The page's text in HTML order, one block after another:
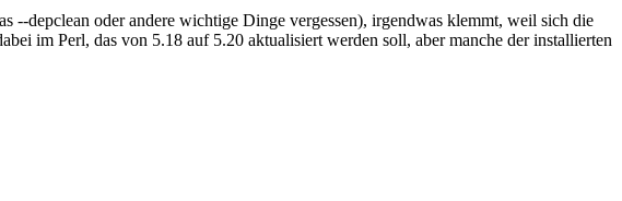
--depclean oder andere wichtige Dinge vergessen), irgendwas klemmt, weil sich die
im Perl, das von 5.18 auf 5.20 aktualisiert werden soll, aber manche der installierten